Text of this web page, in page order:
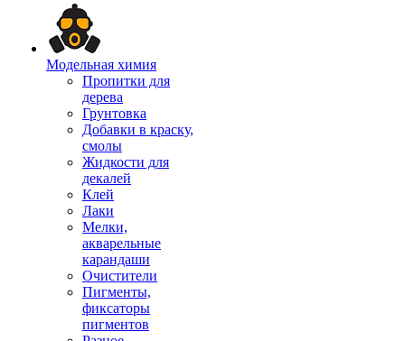
Модельная химия
Пропитки для
дерева
Грунтовка
Добавки в краску,
смолы
Жидкости для
декалей
Клей
Лаки
Мелки,
акварельные
карандаши
Очистители
Пигменты,
фиксаторы
пигментов